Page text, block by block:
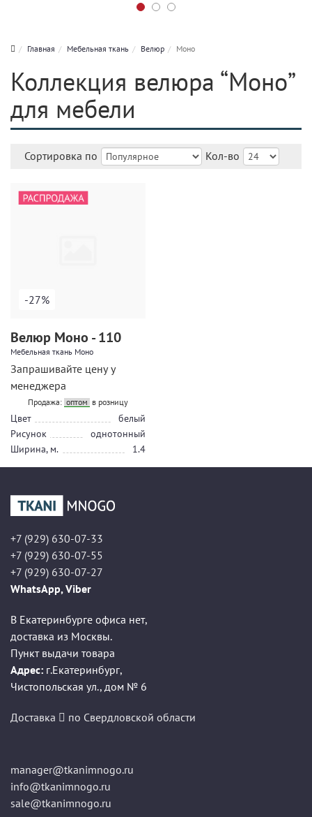
Главная Мебельная ткань Велюр Моно
Коллекция велюра “Моно”
для мебели
Сортировка по Кол-во
-27%
Велюр Моно - 110
Мебельная ткань Моно
Запрашивайте цену у
менеджера
Продажа: оптом в розницу
Цвет
белый
Рисунок
однотонный
Ширина, м.
1.4
+7 (929) 630-07-33
+7 (929) 630-07-55
+7 (929) 630-07-27
WhatsApp, Viber
В Екатеринбурге офиса нет,
доставка из Москвы.
Пункт выдачи товара
Адрес: г.Екатеринбург,
Чистопольская ул., дом № 6
Доставка по Свердловской области
manager@tkanimnogo.ru
info@tkanimnogo.ru
sale@tkanimnogo.ru